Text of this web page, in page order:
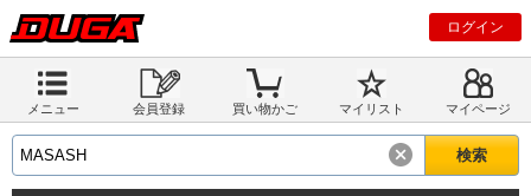
ログイン
メニュー 会員登録 買い物かご マイリスト マイページ